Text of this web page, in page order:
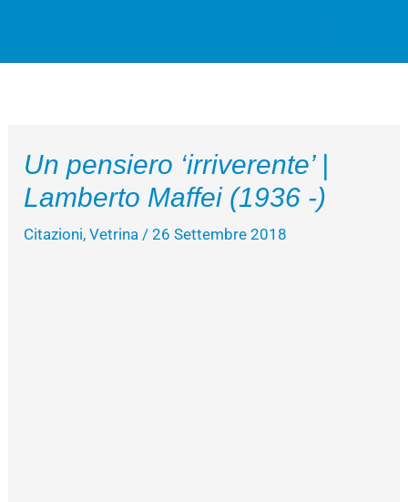
Un pensiero ‘irriverente’ |
Lamberto Maffei (1936 -)
Citazioni,Vetrina /26 Settembre 2018